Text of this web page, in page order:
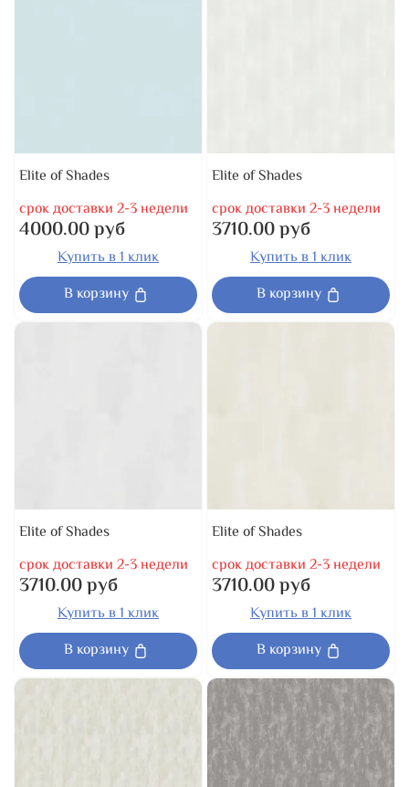
Elite of Shades
срок доставки 2-3 недели
4000.00 руб
Купить в 1 клик
В корзину
Elite of Shades
срок доставки 2-3 недели
3710.00 руб
Купить в 1 клик
В корзину
Elite of Shades
срок доставки 2-3 недели
3710.00 руб
Купить в 1 клик
В корзину
Elite of Shades
срок доставки 2-3 недели
3710.00 руб
Купить в 1 клик
В корзину